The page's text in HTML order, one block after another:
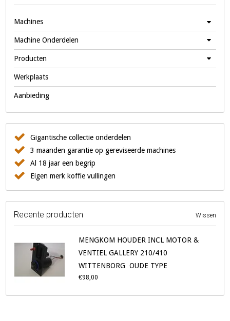
Machines
Machine Onderdelen
Producten
Werkplaats
Aanbieding
Gigantische collectie onderdelen
3 maanden garantie op gereviseerde machines
Al 18 jaar een begrip
Eigen merk koffie vullingen
Recente producten Wissen
MENGKOM HOUDER INCL MOTOR &
VENTIEL GALLERY 210/410
WITTENBORG OUDE TYPE
€98,00